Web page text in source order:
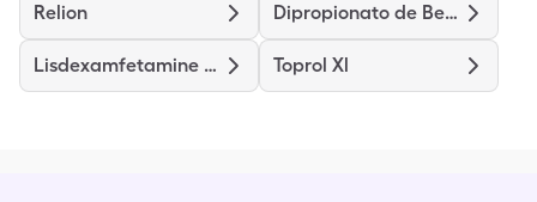
Relion Dipropionato de Betametasona
Lisdexamfetamine Dimesylate Toprol Xl